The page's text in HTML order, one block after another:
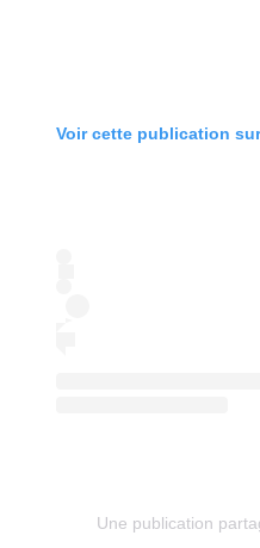
Voir cette publication
Une publication